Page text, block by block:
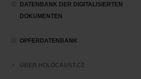
DATENBANK DER DIGITALISIERTEN
DOKUMENTEN
OPFERDATENBANK
ÜBER HOLOCAUST.CZ